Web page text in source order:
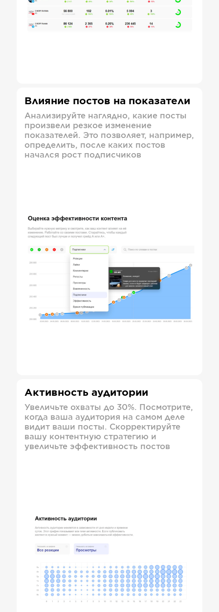
Влияние постов на показатели
Анализируйте наглядно, какие посты
произвели резкое изменение
показателей. Это позволяет, например,
определить, после каких постов
начался рост подписчиков
Активность аудитории
Увеличьте охваты до 30%. Посмотрите,
когда ваша аудитория на самом деле
видит ваши посты. Скорректируйте
вашу контентную стратегию и
увеличьте эффективность постов